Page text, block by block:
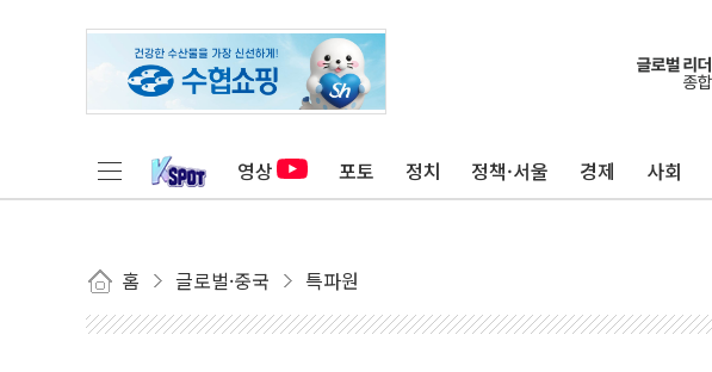
영상 포토 정치 정책·서울 경제 사회
홈 글로벌·중국 특파원